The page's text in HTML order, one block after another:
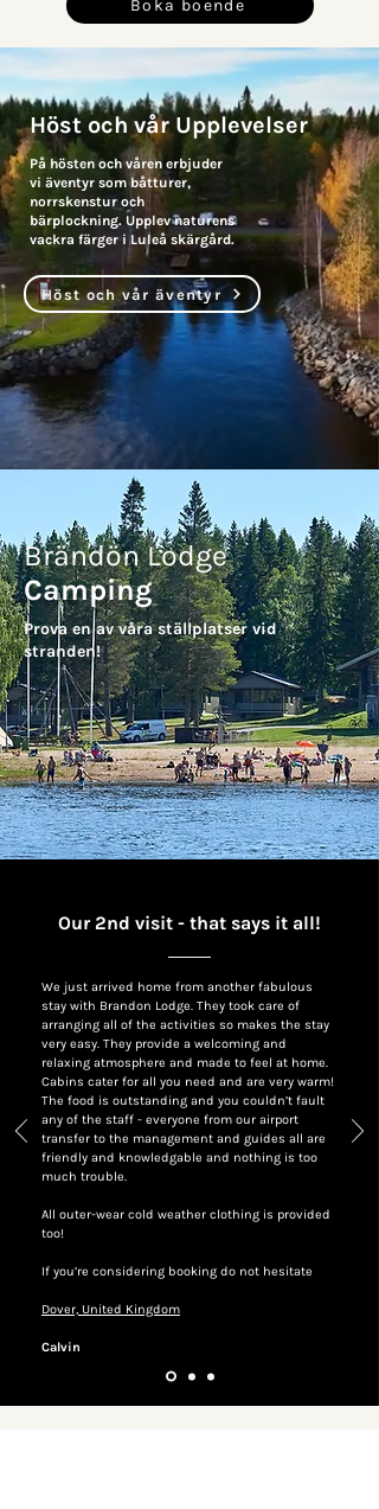
Boka boende
Höst och vår Upplevelser
På hösten och våren erbjuder
vi äventyr som båtturer,
norrskenstur och
bärplockning. Upplev naturens
vackra färger i Luleå skärgård.
Höst och vår äventyr
Brändön Lodge
Camping
Prova en av våra ställplatser vid
stranden!
Our 2nd visit - that says it all!
We just arrived home from another fabulous
stay with Brandon Lodge. They took care of
arranging all of the activities so makes the stay
very easy. They provide a welcoming and
relaxing atmosphere and made to feel at home.
Cabins cater for all you need and are very warm!
The food is outstanding and you couldn’t fault
any of the staff - everyone from our airport
transfer to the management and guides all are
friendly and knowledgable and nothing is too
much trouble.
All outer-wear cold weather clothing is provided
too!
If you’re considering booking do not hesitate
Dover, United Kingdom
Calvin